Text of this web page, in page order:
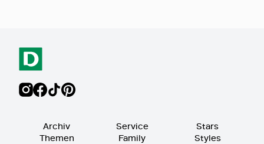
Archiv
Themen
Service
Family
Stars
Styles